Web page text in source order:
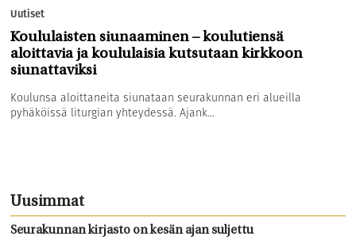
Uutiset
Koululaisten siunaaminen – koulutiensä
aloittavia ja koululaisia kutsutaan kirkkoon
siunattaviksi
Koulunsa aloittaneita siunataan seurakunnan eri alueilla
pyhäköissä liturgian yhteydessä. Ajank...
Uusimmat
Seurakunnan kirjasto on kesän ajan suljettu